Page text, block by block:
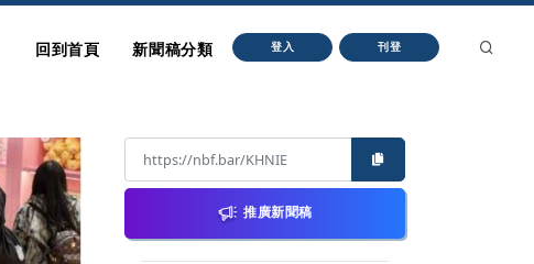
回到首頁 新聞稿分類 登入 刊登
推廣新聞稿